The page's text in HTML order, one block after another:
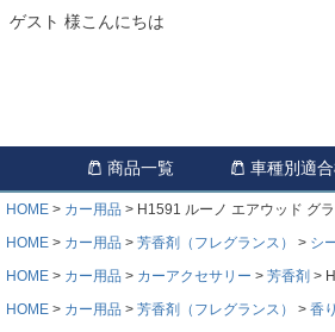
ゲスト 様こんにちは
商品一覧 車種別適
HOME カー用品
H1591 ルーノ エアウッド グ
HOME
カー用品 芳香剤（フレグランス） シ
HOME
カー用品 カーアクセサリー 芳香剤
HOME
カー用品 芳香剤（フレグランス） 香